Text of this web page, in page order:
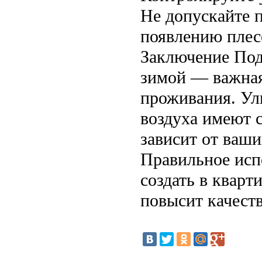
Не допускайте
появлению
Заключение
зимой —
проживания.
воздуха имеют
зависит от
Правильное
создать в
повысит